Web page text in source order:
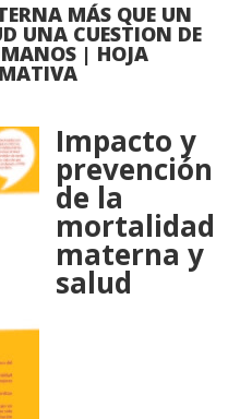
MÁS QUE UN
UNA CUESTION DE
| HOJA
Impacto y
prevención
de la
mortalidad
materna y
salud